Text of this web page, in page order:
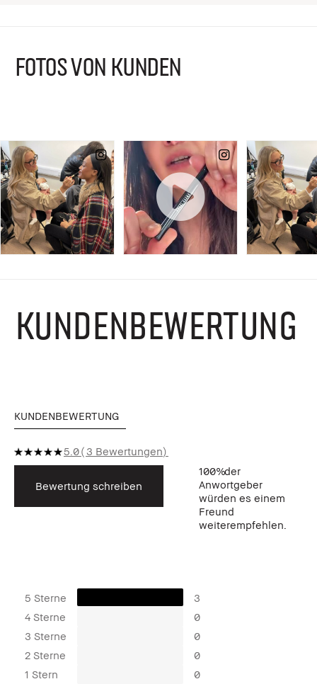
FOTOS VON KUNDEN
KUNDENBEWERTUNG
KUNDENBEWERTUNG
5.0 3 Bewertungen
Bewertung schreiben
100%der
Anwortgeber
würden es einem
Freund
weiterempfehlen.
5 Sterne
3
4 Sterne
0
3 Sterne
0
2 Sterne
0
1 Stern
0